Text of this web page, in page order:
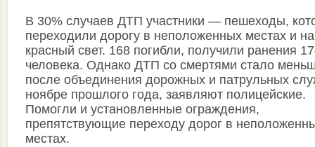
В 30% случаев ДТП участники — пешеходы,
переходили дорогу в неположенных местах и на
красный свет. 168 погибли, получили ранения
человека. Однако ДТП со смертями стало
после объединения дорожных и патрульных
ноябре прошлого года, заявляют полицейские.
Помогли и установленные ограждения,
препятствующие переходу дорог в
местах.